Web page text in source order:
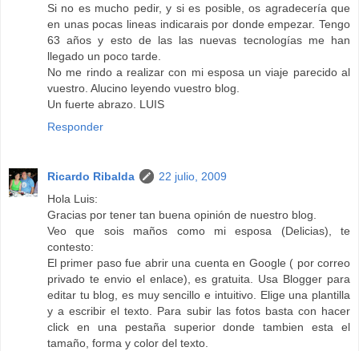
Si no es mucho pedir, y si es posible, os agradecería que
en unas pocas lineas indicarais por donde empezar. Tengo
63 años y esto de las las nuevas tecnologías me han
llegado un poco tarde.
No me rindo a realizar con mi esposa un viaje parecido al
vuestro. Alucino leyendo vuestro blog.
Un fuerte abrazo. LUIS
Responder
Ricardo Ribalda
22 julio, 2009
Hola Luis:
Gracias por tener tan buena opinión de nuestro blog.
Veo que sois maños como mi esposa (Delicias), te
contesto:
El primer paso fue abrir una cuenta en Google ( por correo
privado te envio el enlace), es gratuita. Usa Blogger para
editar tu blog, es muy sencillo e intuitivo. Elige una plantilla
y a escribir el texto. Para subir las fotos basta con hacer
click en una pestaña superior donde tambien esta el
tamaño, forma y color del texto.